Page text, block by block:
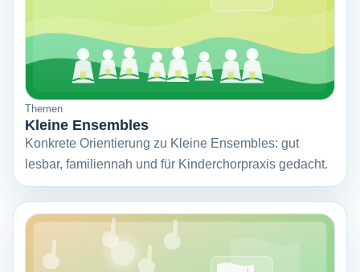
Themen
Kleine Ensembles
Konkrete Orientierung zu Kleine Ensembles: gut
lesbar, familiennah und für Kinderchorpraxis gedacht.